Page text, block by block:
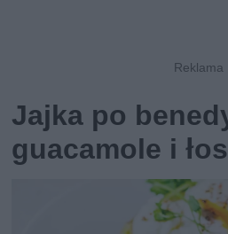
Jajka po
guacamole i